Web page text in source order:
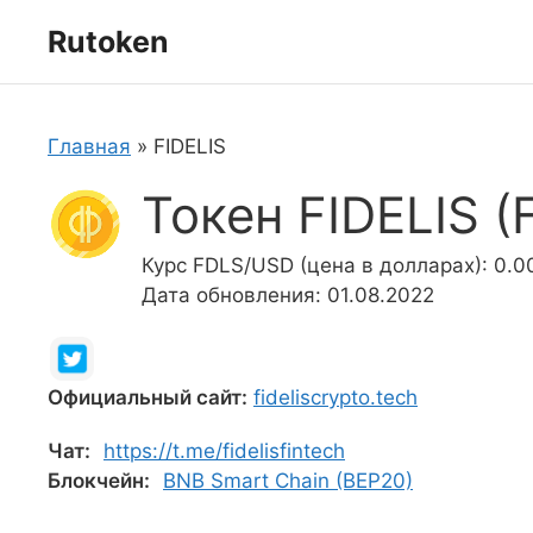
Rutoken
Главная » FIDELIS
Токен FIDELIS
Курс FDLS/USD (цена в долларах):
Дата обновления: 01.08.2022
Официальный сайт: fideliscrypto.tech
Чат:
https://t.me/fidelisfintech
Блокчейн:
BNB Smart Chain (BEP20)